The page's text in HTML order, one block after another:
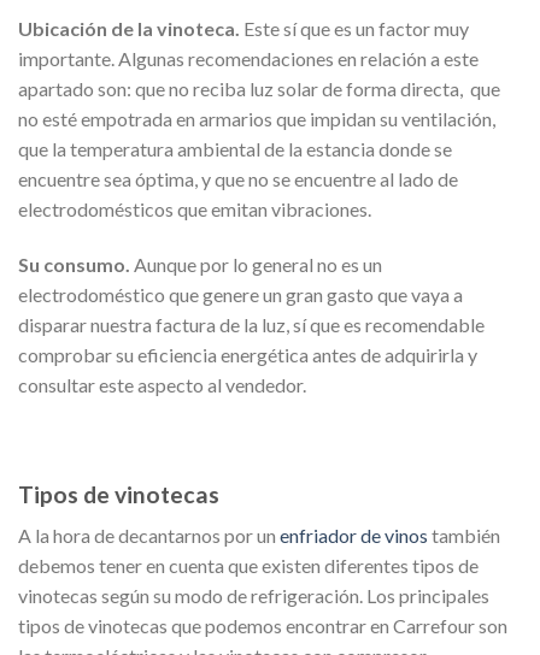
Ubicación de la vinoteca. Este sí que es un factor muy
importante. Algunas recomendaciones en relación a este
apartado son: que no reciba luz solar de forma directa, que
no esté empotrada en armarios que impidan su ventilación,
que la temperatura ambiental de la estancia donde se
encuentre sea óptima, y que no se encuentre al lado de
electrodomésticos que emitan vibraciones.
Su consumo. Aunque por lo general no es un
electrodoméstico que genere un gran gasto que vaya a
disparar nuestra factura de la luz, sí que es recomendable
comprobar su eficiencia energética antes de adquirirla y
consultar este aspecto al vendedor.
Tipos de vinotecas
A la hora de decantarnos por un enfriador de vinos también
debemos tener en cuenta que existen diferentes tipos de
vinotecas según su modo de refrigeración. Los principales
tipos de vinotecas que podemos encontrar en Carrefour son